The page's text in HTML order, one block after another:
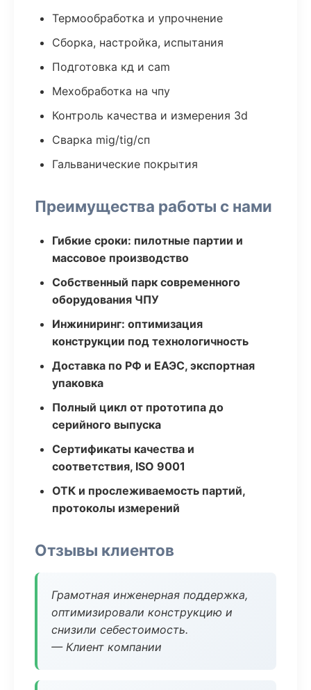
Термообработка и упрочнение
Сборка, настройка, испытания
Подготовка кд и cam
Мехобработка на чпу
Контроль качества и измерения 3d
Сварка mig/tig/сп
Гальванические покрытия
Преимущества работы с нами
Гибкие сроки: пилотные партии и
массовое производство
Собственный парк современного
оборудования ЧПУ
Инжиниринг: оптимизация
конструкции под технологичность
Доставка по РФ и ЕАЭС, экспортная
упаковка
Полный цикл от прототипа до
серийного выпуска
Сертификаты качества и
соответствия, ISO 9001
ОТК и прослеживаемость партий,
протоколы измерений
Отзывы клиентов
Грамотная инженерная поддержка,
оптимизировали конструкцию и
снизили себестоимость.
— Клиент компании